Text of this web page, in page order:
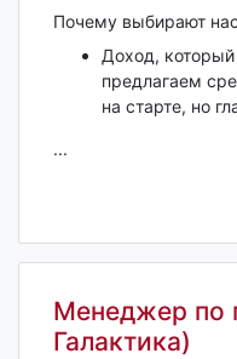
Почему выбирают
Доход,
предлагаем
на старте, но
...
Менеджер по
Галактика)